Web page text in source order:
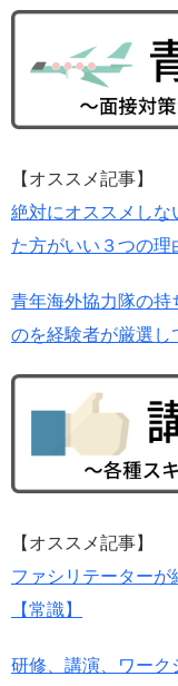
【オススメ記事】
絶対にオススメしな
た方がいい３つの理
青年海外協力隊の持
のを経験者が厳選し
【オススメ記事】
ファシリテーター
【常識】
研修、講演、ワーク